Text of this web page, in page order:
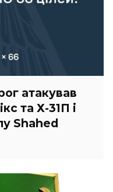
атакував
та Х-31П і
Shahed